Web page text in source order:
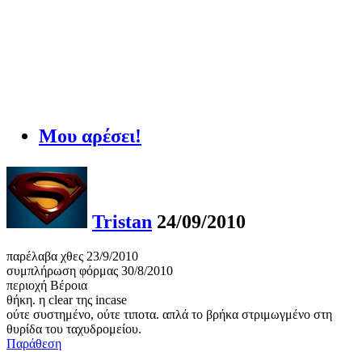
Μου αρέσει!
Tristan 24/09/2010
παρέλαβα χθες 23/9/2010
συμπλήρωση φόρμας 30/8/2010
περιοχή Βέροια
θήκη. η clear της incase
ούτε συστημένο, ούτε τιποτα. απλά το βρήκα στριμωγμένο στη
θυρίδα του ταχυδρομείου.
Παράθεση